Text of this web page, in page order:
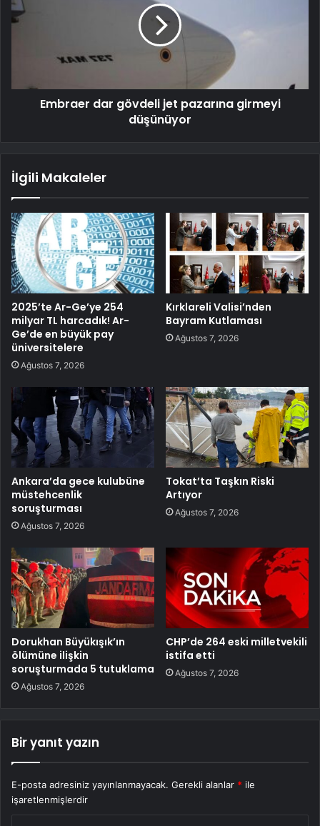
Embraer dar gövdeli jet pazarına girmeyi
düşünüyor
İlgili Makaleler
2025’te Ar-Ge’ye 254
milyar TL harcadık! Ar-
Ge’de en büyük pay
üniversitelere
Ağustos 7, 2026
Kırklareli Valisi’nden
Bayram Kutlaması
Ağustos 7, 2026
Ankara’da gece kulubüne
müstehcenlik
soruşturması
Ağustos 7, 2026
Tokat’ta Taşkın Riski
Artıyor
Ağustos 7, 2026
Dorukhan Büyükışık’ın
ölümüne ilişkin
soruşturmada 5 tutuklama
Ağustos 7, 2026
CHP’de 264 eski milletvekili
istifa etti
Ağustos 7, 2026
Bir yanıt yazın
E-posta adresiniz yayınlanmayacak. Gerekli alanlar * ile
işaretlenmişlerdir